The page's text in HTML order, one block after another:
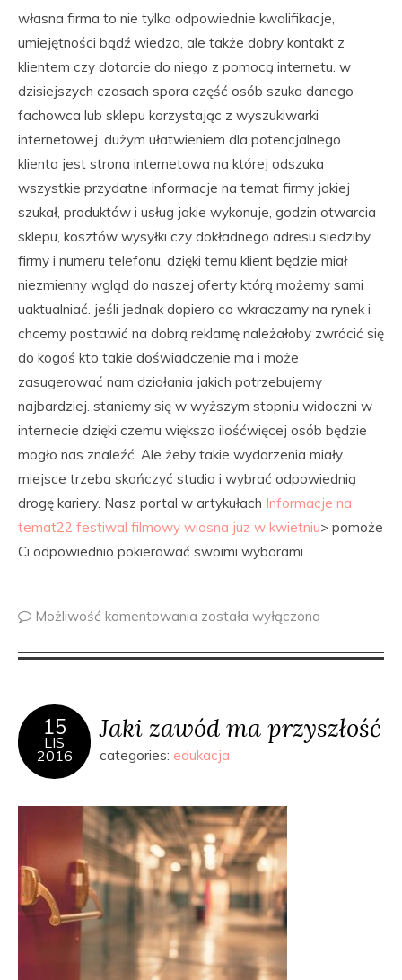
własna firma to nie tylko odpowiednie kwalifikacje,
umiejętności bądź wiedza, ale także dobry kontakt z
klientem czy dotarcie do niego z pomocą internetu. w
dzisiejszych czasach spora część osób szuka danego
fachowca lub sklepu korzystając z wyszukiwarki
internetowej. dużym ułatwieniem dla potencjalnego
klienta jest strona internetowa na której odszuka
wszystkie przydatne informacje na temat firmy jakiej
szukał, produktów i usług jakie wykonuje, godzin otwarcia
sklepu, kosztów wysyłki czy dokładnego adresu siedziby
firmy i numeru telefonu. dzięki temu klient będzie miał
niezmienny wgląd do naszej oferty którą możemy sami
uaktualniać. jeśli jednak dopiero co wkraczamy na rynek i
chcemy postawić na dobrą reklamę należałoby zwrócić się
do kogoś kto takie doświadczenie ma i może
zasugerować nam działania jakich potrzebujemy
najbardziej. staniemy się w wyższym stopniu widoczni w
internecie dzięki czemu większa ilośćwięcej osób będzie
mogło nas znaleźć. Ale żeby takie wydarzenia miały
miejsce trzeba skończyć studia i wybrać odpowiednią
drogę kariery. Nasz portal w artykułach Informacje na
temat22 festiwal filmowy wiosna juz w kwietniu> pomoże
Ci odpowiednio pokierować swoimi wyborami.
Możliwość komentowania została wyłączona
15
LIS
2016
Jaki zawód ma przyszłość
categories: edukacja